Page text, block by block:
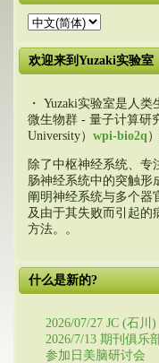
欢迎来到Yuzaki实验室
・ Yuzaki实验室是人
微生物群 - 量子计算研
University） wpi-bio2q
除了中枢神经系统、专
肠神经系统中的突触形
阐明神经系统与多个器
及由于其失败而引起的
方法。。
什么是新的?
2026/07/27 JC (石川)
2026/7/13 期刊俱乐
参加日美脑研讨会